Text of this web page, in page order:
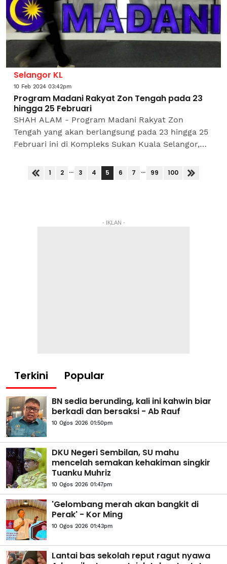
Selangor KL
10 Feb 2024 03:42pm
Program Madani Rakyat Zon Tengah pada 23
hingga 25 Februari
SHAH ALAM - Program Madani Rakyat Zon
Tengah yang akan berlangsung pada 23 hingga 25
Februari ini di Kompleks Sukan Kuala Selangor,
program utama. Sekretariat...
1 2 ... 3 4 5 6 7 ... 99 100
- IKLAN -
Terkini Popular
BN sedia berunding, kali ini kahwin biar
berkadi dan bersaksi - Ab Rauf
10 Ogos 2026 01:50pm
DKU Negeri Sembilan, SU mahu
mencelah semakan kehakiman singkir
Tuanku Muhriz
10 Ogos 2026 01:47pm
'Gelombang merah akan bangkit di
Perak' - Kor Ming
10 Ogos 2026 01:43pm
Lantai bas sekolah reput ragut nyawa